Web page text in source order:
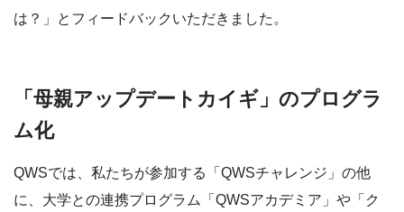
は？」とフィードバックいただきました。
「母親アップデートカイギ」のプログラ
ム化
QWSでは、私たちが参加する「QWSチャレンジ」の他
に、大学との連携プログラム「QWSアカデミア」や「ク